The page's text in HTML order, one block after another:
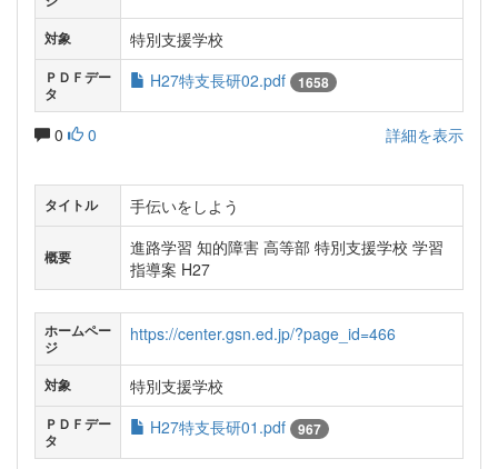
対象
特別支援学校
ＰＤＦデー
タ
H27特支長研02.pdf 1658
0 0 詳細を表示
タイトル 手伝いをしよう
概要
進路学習 知的障害 高等部 特別支援学校 学習
指導案 H27
ホームペー
ジ
https://center.gsn.ed.jp/?page_id=466
対象 特別支援学校
ＰＤＦデー
タ
H27特支長研01.pdf 967